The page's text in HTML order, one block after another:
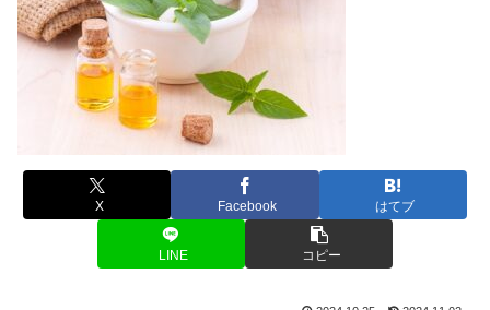
X Facebook はてブ
LINE コピー